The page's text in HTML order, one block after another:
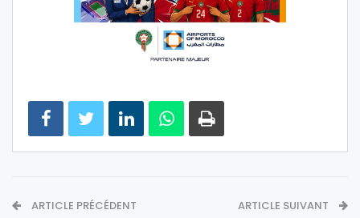
ARTICLE PRÉCÉDENT ARTICLE SUIVANT